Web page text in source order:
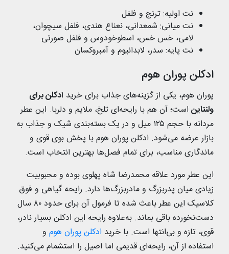
نت اولیه: ترنج و فلفل
نت میانی: شمعدانی، نعناع هندی، فلفل سیچوان،
لامی، خس خس، اسطوخودوس و فلفل صورتی
نت پایه: سدر، لابدانیوم و آمبروکسان
ادکلن پوران هوم
پوران هوم، یکی از گزینه‌های جذاب برای خرید ادکلن برای
ولنتاین است؛ آن هم با رایحه‌ای تلخ، ملایم و دلربا. این عطر
مردانه با حجم ۱۲۵ میل و در یک بسته‌بندی شیک و جذاب به
بازار عرضه می‌شود. ادکلن پوران هوم با پخش بوی قوی و
ماندگاری مناسب، برای تمام فصل‌ها بهترین انتخاب است.
این عطر مورد علاقه محمدرضا شاه پهلوی بوده و محبوبیت
زیادی میان پدربزرگ و مادربزرگ‌ها دارد. رایحه گیاهی و فوق
کلاسیک این عطر باعث شده تا فرمول آن برای حدود ۸۰ سال
دست‌نخورده باقی بماند. به‌علاوه رایحه این ادکلن بسیار نادر،
قوی، تازه و بی‌انتها است. با خرید ادکلن پوران هوم و
استفاده از آن، رایحه‌ای قدیمی اما اصیل را استشمام می‌کنید.